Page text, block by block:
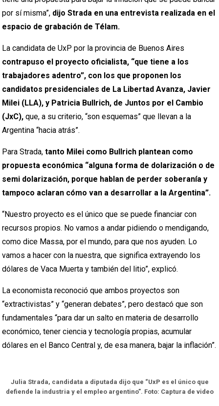
por sí misma”, dijo Strada en una entrevista realizada en el
espacio de grabación de Télam.
La candidata de UxP por la provincia de Buenos Aires
contrapuso el proyecto oficialista, “que tiene a los
trabajadores adentro”, con los que proponen los
candidatos presidenciales de La Libertad Avanza, Javier
Milei (LLA), y Patricia Bullrich, de Juntos por el Cambio
(JxC), que, a su criterio, “son esquemas” que llevan a la
Argentina “hacia atrás”.
Para Strada,tanto Milei como Bullrich plantean como
propuesta económica “alguna forma de dolarización o de
semi dolarización, porque hablan de perder soberanía y
tampoco aclaran cómo van a desarrollar a la Argentina”.
“Nuestro proyecto es el único que se puede financiar con
recursos propios. No vamos a andar pidiendo o mendigando,
como dice Massa, por el mundo, para que nos ayuden. Lo
vamos a hacer con la nuestra, que significa extrayendo los
dólares de Vaca Muerta y también del litio”, explicó.
La economista reconoció que ambos proyectos son
“extractivistas” y “generan debates”, pero destacó que son
fundamentales “para dar un salto en materia de desarrollo
económico, tener ciencia y tecnología propias, acumular
dólares en el Banco Central y, de esa manera, bajar la inflación”.
Julia Strada, candidata a diputada dijo que “UxP es el único que
defiende la industria y el empleo argentino”. Foto: Captura de video